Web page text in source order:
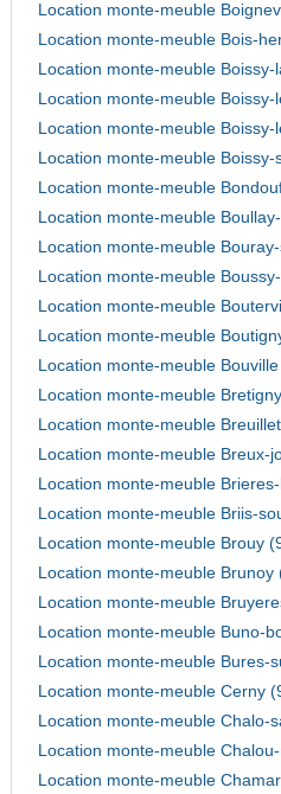
Location monte-meuble
Location monte-meuble Bois-
Location monte-meuble
Location monte-meuble
Location monte-meuble Boissy-
Location monte-meuble
Location monte-meuble
Location monte-meuble
Location monte-meuble
Location monte-meuble
Location monte-meuble
Location monte-meuble
Location monte-meuble
Location monte-meuble
Location monte-meuble
Location monte-meuble Breux-
Location monte-meuble
Location monte-meuble Briis-
Location monte-meuble Brouy
Location monte-meuble Brunoy
Location monte-meuble
Location monte-meuble Buno-
Location monte-meuble Bures-
Location monte-meuble Cerny
Location monte-meuble Chalo-
Location monte-meuble
Location monte-meuble